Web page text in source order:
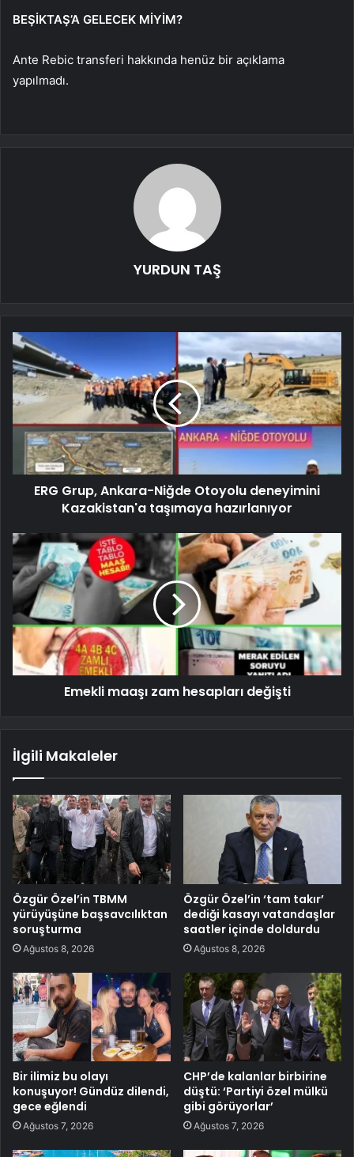
BEŞİKTAŞ’A GELECEK MİYİM?
Ante Rebic transferi hakkında henüz bir açıklama
yapılmadı.
YURDUN TAŞ
ERG Grup, Ankara-Niğde Otoyolu deneyimini
Kazakistan'a taşımaya hazırlanıyor
Emekli maaşı zam hesapları değişti
İlgili Makaleler
Özgür Özel’in TBMM
yürüyüşüne başsavcılıktan
soruşturma
Ağustos 8, 2026
Özgür Özel’in ‘tam takır’
dediği kasayı vatandaşlar
saatler içinde doldurdu
Ağustos 8, 2026
Bir ilimiz bu olayı
konuşuyor! Gündüz dilendi,
gece eğlendi
Ağustos 7, 2026
CHP’de kalanlar birbirine
düştü: ‘Partiyi özel mülkü
gibi görüyorlar’
Ağustos 7, 2026